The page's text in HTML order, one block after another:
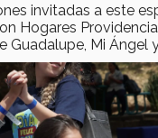
invitadas a este
Hogares
Guadalupe, Mi Ángel